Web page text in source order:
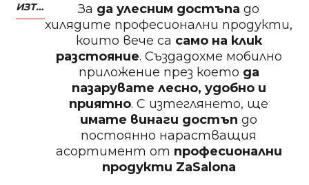
БЕЗПЛАТНО
Пила за нокти
БЕЗПЛАТНО
ИЗТЕГЛЕТЕ МОБИЛНО ПРИЛОЖЕНИЕ ZASALONA За да улесним достъпадо
хилядите професионални продукти,
които вече са само на клик
разстояние. Създадохме мобилно
приложение през което да
пазарувате лесно, удобно и
приятно. С изтеглянето, ще
имате винаги достъп до
постоянно нарастващия
асортимент от професионални
продукти ZaSalona